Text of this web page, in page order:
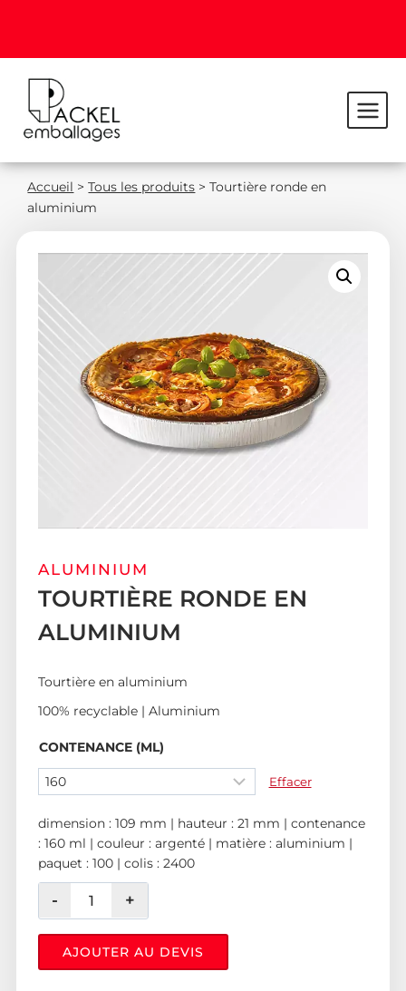
Accueil >Tous les produits >Tourtière ronde en
aluminium
ALUMINIUM
TOURTIÈRE RONDE EN
ALUMINIUM
Tourtière en aluminium
100% recyclable | Aluminium
CONTENANCE (ML)
Effacer
dimension : 109 mm | hauteur : 21 mm | contenance
: 160 ml | couleur : argenté | matière : aluminium |
paquet : 100 | colis : 2400
AJOUTER AU DEVIS